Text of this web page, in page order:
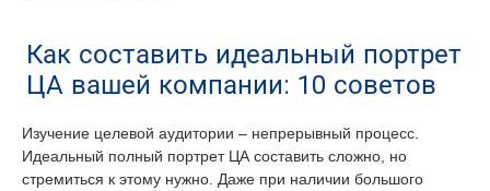
Как составить идеальный портрет
ЦА вашей компании: 10 советов
Изучение целевой аудитории – непрерывный процесс.
Идеальный полный портрет ЦА составить сложно, но
стремиться к этому нужно. Даже при наличии большого